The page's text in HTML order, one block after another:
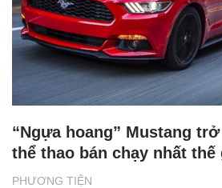
PHƯƠNG TIỆN
“Ngựa hoang” Mustang
thể thao bán chạy nhất thế